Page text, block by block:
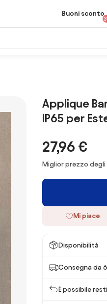
Buoni sconto
Applique
IP65 per
27,96 €
Miglior prezzo
Mi piace
Disponibilità
Consegna da
È possibile